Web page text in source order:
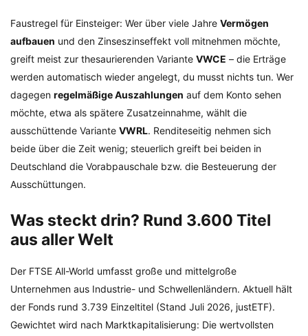
Faustregel für Einsteiger: Wer über viele Jahre Vermögen
aufbauen und den Zinseszinseffekt voll mitnehmen möchte,
greift meist zur thesaurierenden Variante VWCE – die Erträge
werden automatisch wieder angelegt, du musst nichts tun. Wer
dagegen regelmäßige Auszahlungen auf dem Konto sehen
möchte, etwa als spätere Zusatzeinnahme, wählt die
ausschüttende Variante VWRL. Renditeseitig nehmen sich
beide über die Zeit wenig; steuerlich greift bei beiden in
Deutschland die Vorabpauschale bzw. die Besteuerung der
Ausschüttungen.
Was steckt drin? Rund 3.600 Titel
aus aller Welt
Der FTSE All-World umfasst große und mittelgroße
Unternehmen aus Industrie- und Schwellenländern. Aktuell hält
der Fonds rund 3.739 Einzeltitel (Stand Juli 2026, justETF).
Gewichtet wird nach Marktkapitalisierung: Die wertvollsten